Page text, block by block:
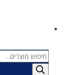
Products
search